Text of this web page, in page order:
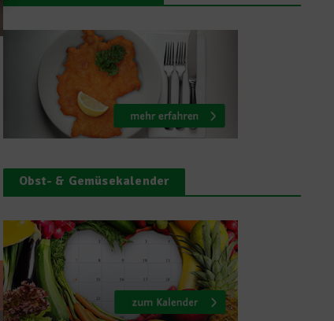
Obst- & Gemüsekalender